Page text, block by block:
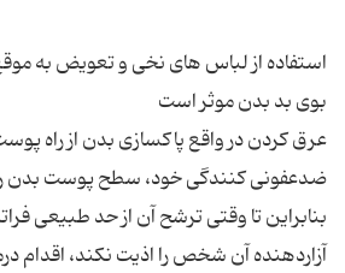
استفاده از لباس های نخی و تعویض به
عرق کردن در واقع پاکسازی بدن از راه
ضدعفونی کنندگی خود، سطح پوست بدن را
بنابراین تا وقتی ترشح آن از حد طبیعی
آزاردهنده آن شخص را اذیت نکند، اقدام